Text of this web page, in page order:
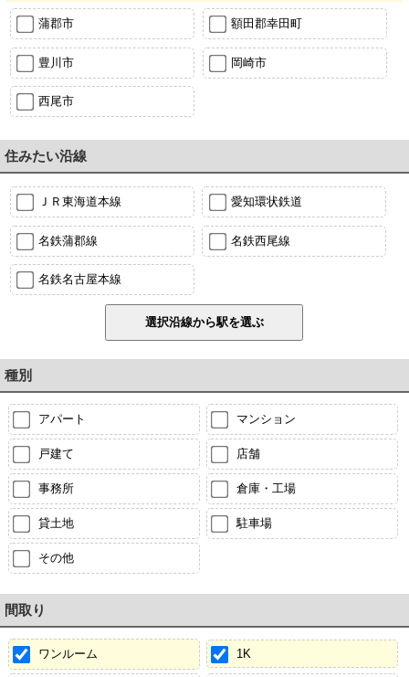
蒲郡市 額田郡幸田町
豊川市 岡崎市
西尾市
住みたい沿線
ＪＲ東海道本線 愛知環状鉄道
名鉄蒲郡線 名鉄西尾線
名鉄名古屋本線
種別
アパート マンション
戸建て 店舗
事務所 倉庫・工場
貸土地 駐車場
その他
間取り
ワンルーム 1K